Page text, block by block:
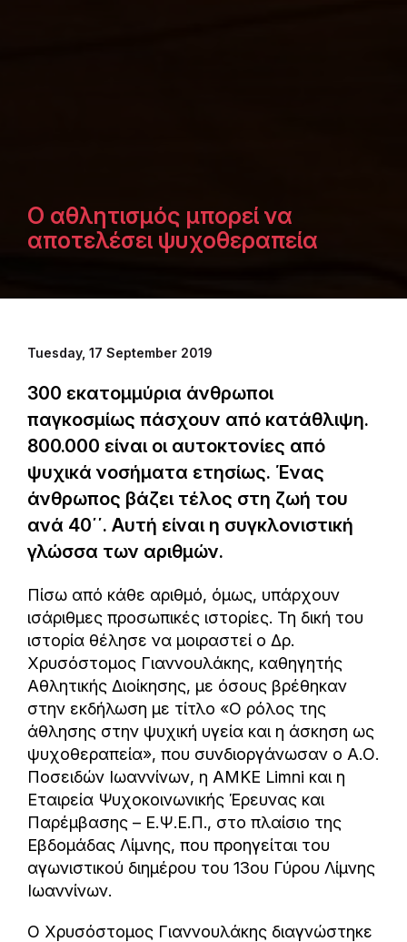
Ο αθλητισμός μπορεί να
αποτελέσει ψυχοθεραπεία
Tuesday, 17 September 2019
300 εκατομμύρια άνθρωποι
παγκοσμίως πάσχουν από κατάθλιψη.
800.000 είναι οι αυτοκτονίες από
ψυχικά νοσήματα ετησίως. Ένας
άνθρωπος βάζει τέλος στη ζωή του
ανά 40΄΄. Αυτή είναι η συγκλονιστική
γλώσσα των αριθμών.
Πίσω από κάθε αριθμό, όμως, υπάρχουν
ισάριθμες προσωπικές ιστορίες. Τη δική του
ιστορία θέλησε να μοιραστεί ο Δρ.
Χρυσόστομος Γιαννουλάκης, καθηγητής
Αθλητικής Διοίκησης, με όσους βρέθηκαν
στην εκδήλωση με τίτλο «Ο ρόλος της
άθλησης στην ψυχική υγεία και η άσκηση ως
ψυχοθεραπεία», που συνδιοργάνωσαν ο Α.Ο.
Ποσειδών Ιωαννίνων, η ΑΜΚΕ Limni και η
Εταιρεία Ψυχοκοινωνικής Έρευνας και
Παρέμβασης – Ε.Ψ.Ε.Π., στο πλαίσιο της
Εβδομάδας Λίμνης, που προηγείται του
αγωνιστικού διημέρου του 13ου Γύρου Λίμνης
Ιωαννίνων.
Ο Χρυσόστομος Γιαννουλάκης διαγνώστηκε